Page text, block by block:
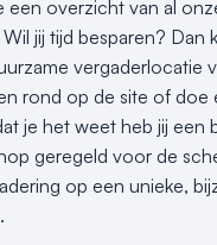
een overzicht van al
jij tijd besparen? Dan
vergaderlocatie
rond op de site of doe
je het weet heb jij een
geregeld voor de
op een unieke,